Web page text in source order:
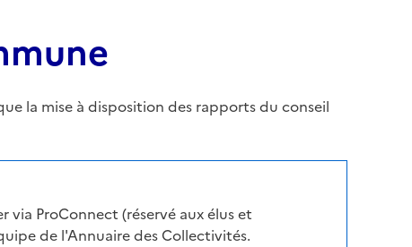
la mise à disposition des rapports du conseil
ProConnect (réservé aux élus et
de l'Annuaire des Collectivités.